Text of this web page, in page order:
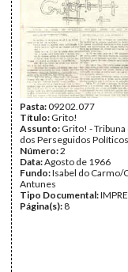
Pasta:09202.077
Título: Grito!
Assunto: Grito! - Tribuna
dos Perseguidos Políticos
Número:2
Data:Agosto de 1966
Fundo:Isabel do Carmo/
Antunes
Tipo Documental:
Página(s): 8